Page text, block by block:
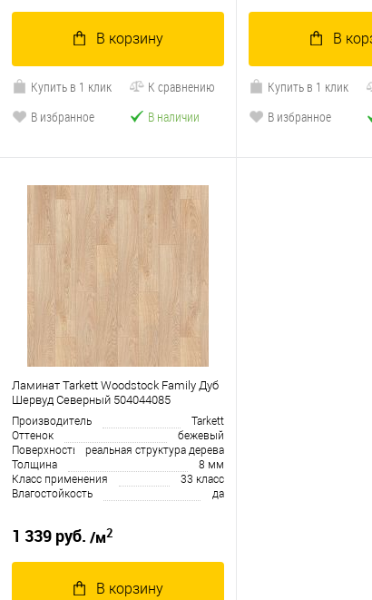
В корзину
Купить в 1 клик
К сравнению
В избранное
В наличии
В
Купить в 1 клик
В избранное
Ламинат Tarkett Woodstock Family Дуб
Шервуд Северный 504044085
Производитель
Tarkett
Оттенок
бежевый
Поверхность
реальная структура дерева
Толщина
8 мм
Класс применения
33 класс
Влагостойкость
да
1 339 руб. /м2
В корзину